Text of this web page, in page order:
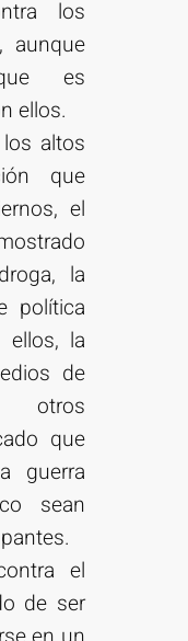
los
aunque
es
ellos.
altos
que
el
la
política
ellos, la
de
otros
que
guerra
sean
el
de ser